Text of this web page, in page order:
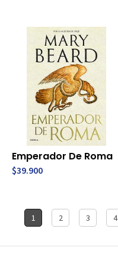
Emperador De Roma
$39.900
1 2 3 4